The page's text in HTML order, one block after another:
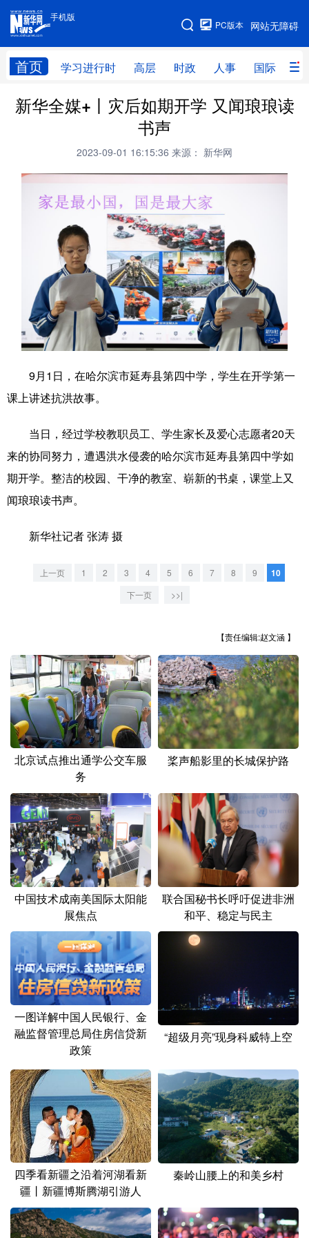
手机版
网站无障碍
PC版本
首页 学习进行时 高层 时政 人事 国际 财
手机版
网站地图
学习进行时 高层 时政 人事
全球连线
科技
书画
视频 图片 政务
法律 中央文件 金融 汽车
食品 人居 信息化 数字经济
学术中国 乡村振兴 银龄 溯源中国
彩票
文化产业
地方频道
北京 天津
江苏
安徽 福建
广东 广西 海南 重庆
四川 贵州 云南 西藏
陕西 甘肃 青海 宁夏
新疆 内蒙古 黑龙江
多语种频道
English Español Français عربى
Русский язык 日本語 한국어
Deutsch Português
新华全媒+丨灾后如期开学 又闻琅琅读
书声
2023-09-01 16:15:36 来源： 新华网
9月1日，在哈尔滨市延寿县第四中学，学生在开学第一
课上讲述抗洪故事。
当日，经过学校教职员工、学生家长及爱心志愿者20天
来的协同努力，遭遇洪水侵袭的哈尔滨市延寿县第四中学如
期开学。整洁的校园、干净的教室、崭新的书桌，课堂上又
闻琅琅读书声。
新华社记者 张涛 摄
上一页 1 2 3 4 5 6 7 8 9 10
下一页 >>|
【责任编辑:赵文涵 】
北京试点推出通学公交车服
务
桨声船影里的长城保护路
中国技术成南美国际太阳能
展焦点
联合国秘书长呼吁促进非洲
和平、稳定与民主
一图详解中国人民银行、金
融监督管理总局住房信贷新
政策
“超级月亮”现身科威特上空
四季看新疆之沿着河湖看新
疆丨新疆博斯腾湖引游人
秦岭山腰上的和美乡村